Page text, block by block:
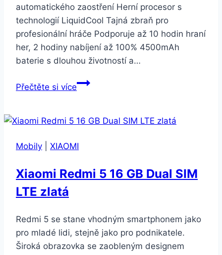
automatického zaostření Herní procesor s
technologií LiquidCool Tajná zbraň pro
profesionální hráče Podporuje až 10 hodin hraní
her, 2 hodiny nabíjení až 100% 4500mAh
baterie s dlouhou životností a…
Přečtěte si víceXiaomi
8
64
modrý
Mobily XIAOMI
Xiaomi Redmi 5 16 GB Dual SIM
LTE zlatá
Redmi 5 se stane vhodným smartphonem jako
pro mladé lidi, stejně jako pro podnikatele.
Široká obrazovka se zaobleným designem